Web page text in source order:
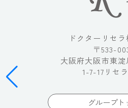
ドクターリセ
〒533-
大阪府大阪市東
1-7-17リセ
グループト